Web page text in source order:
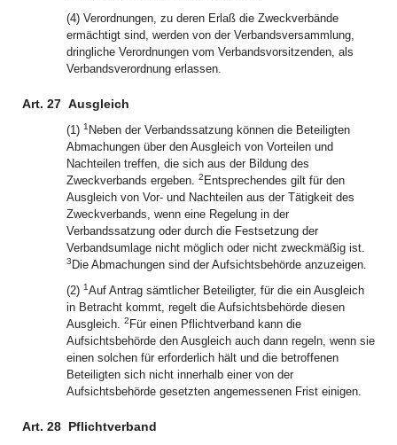
(4) Verordnungen, zu deren Erlaß die Zweckverbände
ermächtigt sind, werden von der Verbandsversammlung,
dringliche Verordnungen vom Verbandsvorsitzenden, als
Verbandsverordnung erlassen.
Art. 27 Ausgleich
(1) 1 Neben der Verbandssatzung können die Beteiligten
Abmachungen über den Ausgleich von Vorteilen und
Nachteilen treffen, die sich aus der Bildung des
Zweckverbands ergeben. 2 Entsprechendes gilt für den
Ausgleich von Vor- und Nachteilen aus der Tätigkeit des
Zweckverbands, wenn eine Regelung in der
Verbandssatzung oder durch die Festsetzung der
Verbandsumlage nicht möglich oder nicht zweckmäßig ist.
3 Die Abmachungen sind der Aufsichtsbehörde anzuzeigen.
(2) 1Auf Antrag sämtlicher Beteiligter, für die ein Ausgleich
in Betracht kommt, regelt die Aufsichtsbehörde diesen
Ausgleich. 2 Für einen Pflichtverband kann die
Aufsichtsbehörde den Ausgleich auch dann regeln, wenn sie
einen solchen für erforderlich hält und die betroffenen
Beteiligten sich nicht innerhalb einer von der
Aufsichtsbehörde gesetzten angemessenen Frist einigen.
Art. 28 Pflichtverband